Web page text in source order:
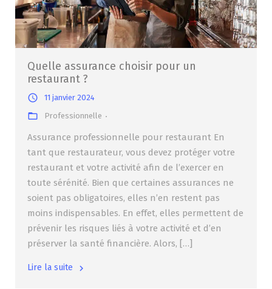
Quelle assurance choisir pour un
restaurant ?
11 janvier 2024
Professionnelle
Assurance professionnelle pour restaurant En
tant que restaurateur, vous devez protéger votre
restaurant et votre activité afin de l’exercer en
toute sérénité. Bien que certaines assurances ne
soient pas obligatoires, elles n’en restent pas
moins indispensables. En effet, elles permettent de
prévenir les risques liés à votre activité et d’en
préserver la santé financière. Alors, […]
Lire la suite